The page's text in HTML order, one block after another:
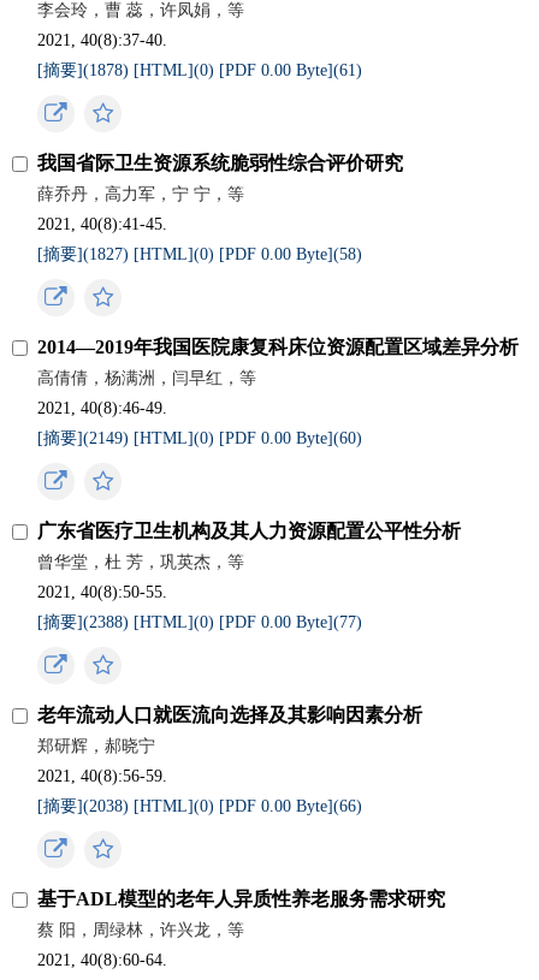
李会玲，曹 蕊，许凤娟，等
2021, 40(8):37-40.
[摘要](1878) [HTML](0) [PDF 0.00 Byte](61)
我国省际卫生资源系统脆弱性综合评价研究
薛乔丹，高力军，宁 宁，等
2021, 40(8):41-45.
[摘要](1827) [HTML](0) [PDF 0.00 Byte](58)
2014—2019年我国医院康复科床位资源配置区域差异分析
高倩倩，杨满洲，闫早红，等
2021, 40(8):46-49.
[摘要](2149) [HTML](0) [PDF 0.00 Byte](60)
广东省医疗卫生机构及其人力资源配置公平性分析
曾华堂，杜 芳，巩英杰，等
2021, 40(8):50-55.
[摘要](2388) [HTML](0) [PDF 0.00 Byte](77)
老年流动人口就医流向选择及其影响因素分析
郑研辉，郝晓宁
2021, 40(8):56-59.
[摘要](2038) [HTML](0) [PDF 0.00 Byte](66)
基于ADL模型的老年人异质性养老服务需求研究
蔡 阳，周绿林，许兴龙，等
2021, 40(8):60-64.